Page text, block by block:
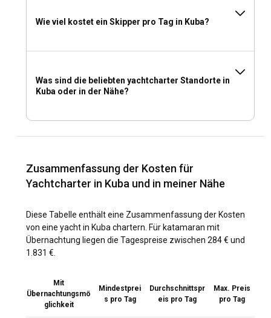
Wie viel kostet ein Skipper pro Tag in Kuba?
Was sind die beliebten yachtcharter Standorte in
Kuba oder in der Nähe?
Zusammenfassung der Kosten für
Yachtcharter in Kuba und in meiner Nähe
Diese Tabelle enthält eine Zusammenfassung der Kosten
von eine yacht in Kuba chartern. Für katamaran mit
Übernachtung liegen die Tagespreise zwischen 284 € und
1.831 €.
Mit
Übernachtungsmö
glichkeit
Mindestprei
s pro Tag
Durchschnittspr
eis pro Tag
Max. Preis
pro Tag